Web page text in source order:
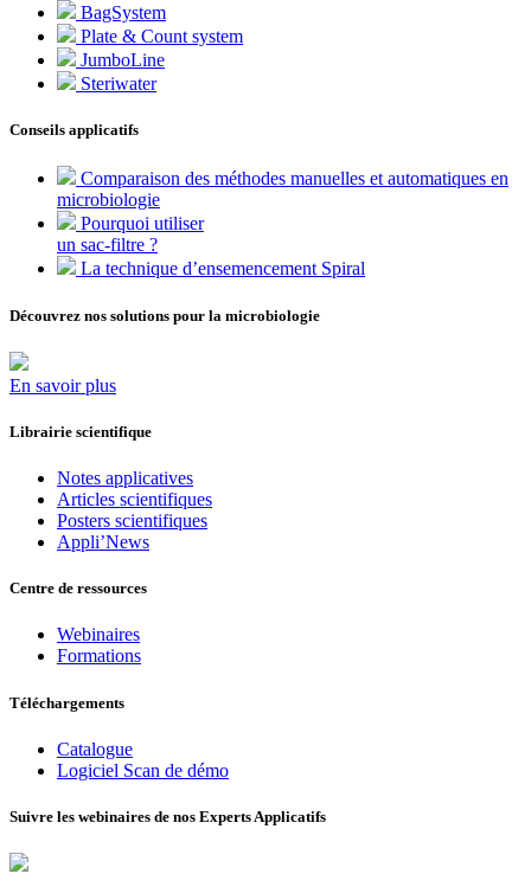
BagSystem
Plate & Count system
JumboLine
Steriwater
Conseils applicatifs
Comparaison des méthodes manuelles et automatiques en
microbiologie
Pourquoi utiliser
un sac-filtre ?
La technique d’ensemencement Spiral
Découvrez nos solutions pour la microbiologie
En savoir plus
Librairie scientifique
Notes applicatives
Articles scientifiques
Posters scientifiques
Appli’News
Centre de ressources
Webinaires
Formations
Téléchargements
Catalogue
Logiciel Scan de démo
Suivre les webinaires de nos Experts Applicatifs